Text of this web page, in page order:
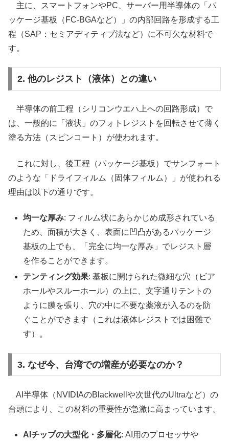
主に、スマートフォンやPC、サーバー用半導体の「パ
ッケージ基板（FC-BGAなど）」の内部回路を形成する工
程（SAP：セミアディティブ法など）に不可欠な材料で
す。
2. 他のレジスト（液体）との違い
半導体の前工程（シリコンウエハ上への回路形成）で
は、一般的に「液状」のフォトレジストを回転させて薄く
塗る方法（スピンコート）が使われます。
これに対し、後工程（パッケージ基板）でサンフォート
のような「ドライフィルム（固体フィルム）」が使われる
理由は以下の通りです。
均一な厚み: フィルム状にあらかじめ成形されている
ため、面積が大きく、表面に凹凸があるパッケージ
基板の上でも、「完全に均一な厚み」でレジスト層
を作ることができます。
テンティング効果: 基板に開けられた微細な穴（ビア
ホールやスルーホール）の上に、文字通りテントの
ように膜を張り、穴の中に不要な薬液が入るのを防
ぐことができます（これは液体レジストでは困難で
す）。
3. なぜ今、台湾での増産が必要なのか？
AI半導体（NVIDIAのBlackwellや次世代のUltraなど）の
台頭により、この材料の重要性が急激に高まっています。
AIチップの大型化・多層化: AI用のプロセッサや